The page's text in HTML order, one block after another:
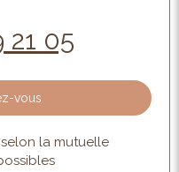
21 05
vous
la mutuelle